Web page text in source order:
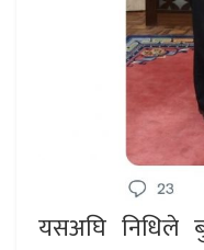
यसअघि निधिले